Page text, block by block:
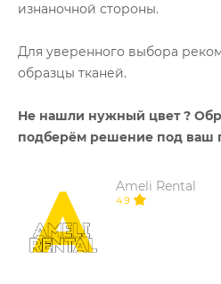
изнаночной стороны.
Для уверенного выбора
образцы тканей.
Не нашли нужный цвет ?
подберём решение под ваш
Ameli Rental
4.9